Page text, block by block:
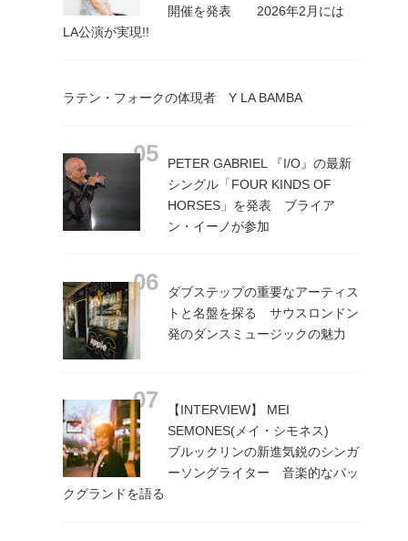
開催を発表 2026年2月には
LA公演が実現!!
ラテン・フォークの体現者 Y LA BAMBA
PETER GABRIEL 『I/O』の最新
シングル「FOUR KINDS OF
HORSES」を発表 ブライア
ン・イーノが参加
ダブステップの重要なアーティス
トと名盤を探る サウスロンドン
発のダンスミュージックの魅力
【INTERVIEW】 MEI
SEMONES(メイ・シモネス)
ブルックリンの新進気鋭のシンガ
ーソングライター 音楽的なバッ
クグランドを語る